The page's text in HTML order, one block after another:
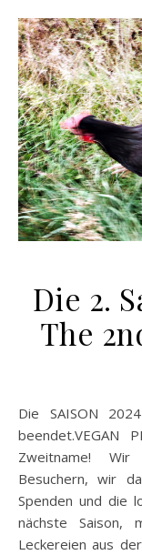
Die 2.
The
Die SAISON 2024 – VEGAN PIRATES OF BOKEL ist
beendet.VEGAN
Zweitname!
Besuchern, wir
Spenden und die
nächste Saison,
Leckereien aus